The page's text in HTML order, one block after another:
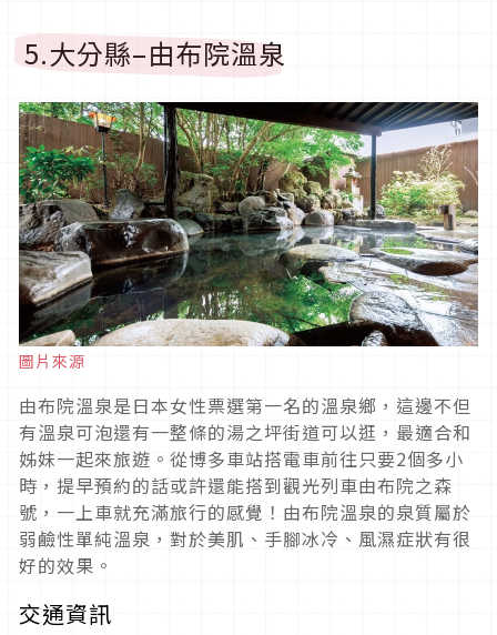
5.大分縣–由布院溫泉
圖片來源
由布院溫泉是日本女性票選第一名的溫泉鄉，這邊不但
有溫泉可泡還有一整條的湯之坪街道可以逛，最適合和
姊妹一起來旅遊。從博多車站搭電車前往只要2個多小
時，提早預約的話或許還能搭到觀光列車由布院之森
號，一上車就充滿旅行的感覺！由布院溫泉的泉質屬於
弱鹼性單純溫泉，對於美肌、手腳冰冷、風濕症狀有很
好的效果。
交通資訊